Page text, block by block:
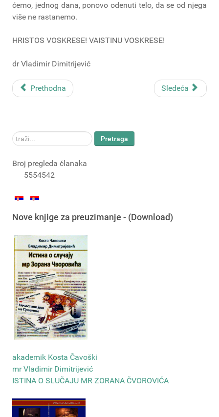
ćemo, jednog dana, ponovo odenuti telo, da se od njega
više ne rastanemo.
HRISTOS VOSKRESE! VAISTINU VOSKRESE!
dr Vladimir Dimitrijević
Prethodna Sledeća
traži... Pretraga
Broj pregleda članaka
5554542
Nove knjige za preuzimanje - (Download)
akademik Kosta Čavoški
mr Vladimir Dimitrijević
ISTINA O SLUČAJU MR ZORANA ČVOROVIĆA